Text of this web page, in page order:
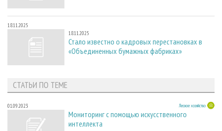
18.11.2025
18.11.2025
Стало известно о кадровых перестановках в
«Объединенных бумажных фабриках»
СТАТЬИ ПО ТЕМЕ
01.09.2023 Лесное хозяйство
Мониторинг с помощью искусственного
интеллекта